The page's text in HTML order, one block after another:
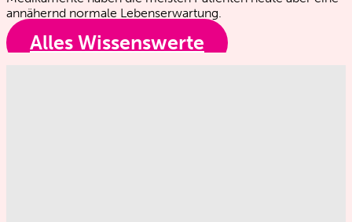
annähernd normale Lebenserwartung.
Alles Wissenswerte